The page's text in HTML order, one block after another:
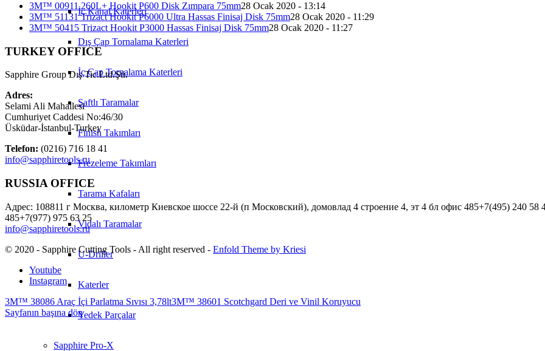
İç Kanal Katerleri
Dış Çap Tornalama Katerleri
İç Çap Tornalama Katerleri
Şaftlı Taramalar
Finish Takımları
Frezeleme Takımları
Tarama Kafaları
Vidalı Taramalar
U-Driller
Katerler
Yedek Parçalar
Sapphire Pro-X
3M™ 00911 260L+ Hookit P600 Disk Zımpara 75mm28 Ocak 2020 - 13:14
3M™ 51131 Trizact Hookit P6000 Ultra Hassas Finisaj Disk 75mm28 Ocak 2020 - 11:29
3M™ 50415 Trizact Hookit P3000 Hassas Finisaj Disk 75mm28 Ocak 2020 - 11:27
TURKEY OFFICE
Sapphire Group Dış Tic.Ltd.Şti.
Adres:
Selami Ali Mahallesi
Cumhuriyet Caddesi No:46/30
Üsküdar-İstanbul-Turkey
Telefon: (0216) 716 18 41
info@sapphiretools.ru
RUSSIA OFFICE
Адрес: 108811 г Москва, километр Киевское шоссе 22-й (п Московский), домовлад 4 строение 4, эт 4 бл офис 485+7(495) 240 58
485+7(977) 975 63 25
info@sapphiretools.ru
© 2020 - Sapphire Cutting Tools - All right reserved - Enfold Theme by Kriesi
Youtube
Instagram
3M™ 38086 Araç İçi Parlatma Sıvısı 3,78lt3M™ 38601 Scotchgard Deri ve Vinil Koruyucu
Sayfanın başına dön